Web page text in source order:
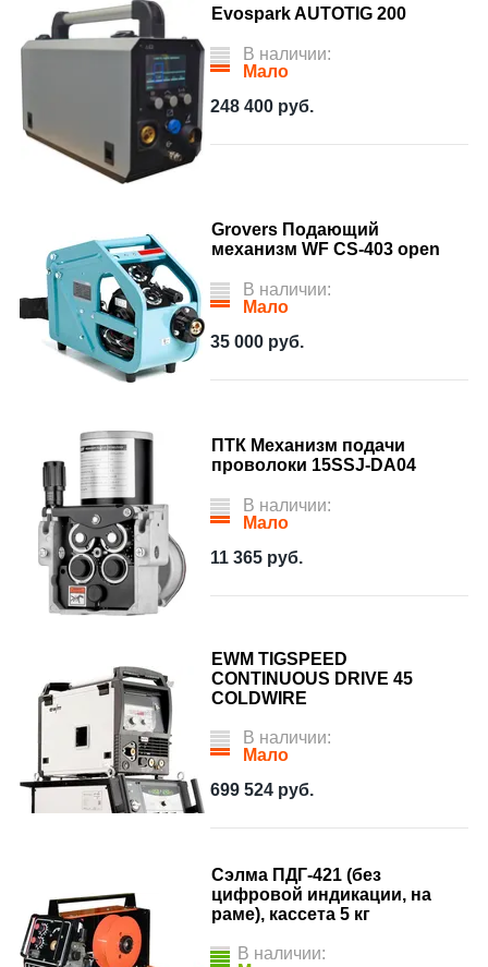
Evospark AUTOTIG 200
В наличии:
Мало
248 400 руб.
Grovers Подающий
механизм WF CS-403 open
В наличии:
Мало
35 000 руб.
ПТК Механизм подачи
проволоки 15SSJ-DA04
В наличии:
Мало
11 365 руб.
EWM TIGSPEED
CONTINUOUS DRIVE 45
COLDWIRE
В наличии:
Мало
699 524 руб.
Сэлма ПДГ-421 (без
цифровой индикации, на
раме), кассета 5 кг
В наличии: